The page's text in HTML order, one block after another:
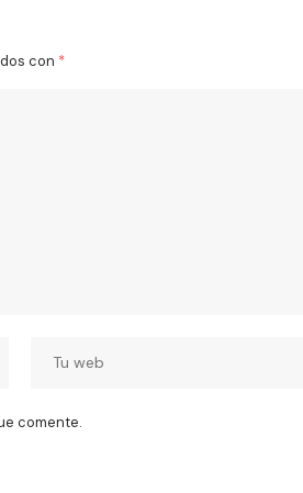
con *
comente.